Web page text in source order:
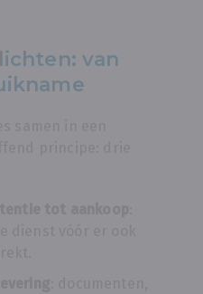
van
samen in een
principe: drie
dienst vóór er ook